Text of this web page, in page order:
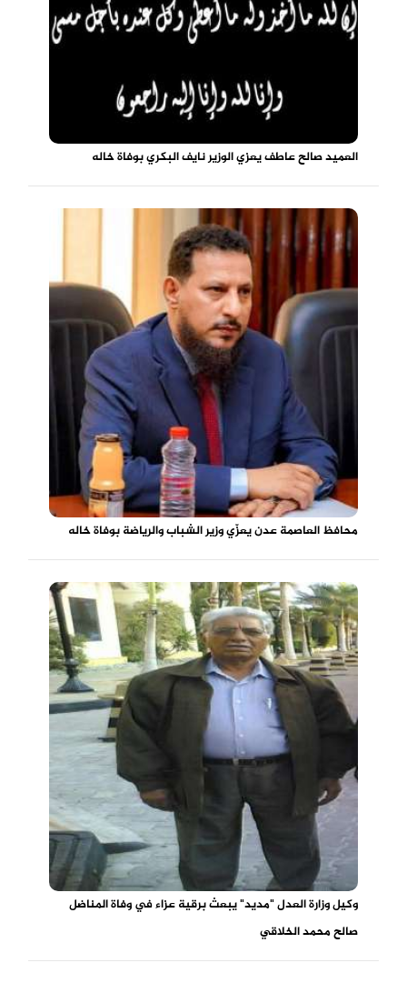
العميد صالح عاطف يعزي الوزير نايف البكري بوفاة خاله
محافظ العاصمة عدن يعزّي وزير الشباب والرياضة بوفاة خاله
وكيل وزارة العدل "مديد" يبعث برقية عزاء في وفاة المناضل
صالح محمد الخلاقي